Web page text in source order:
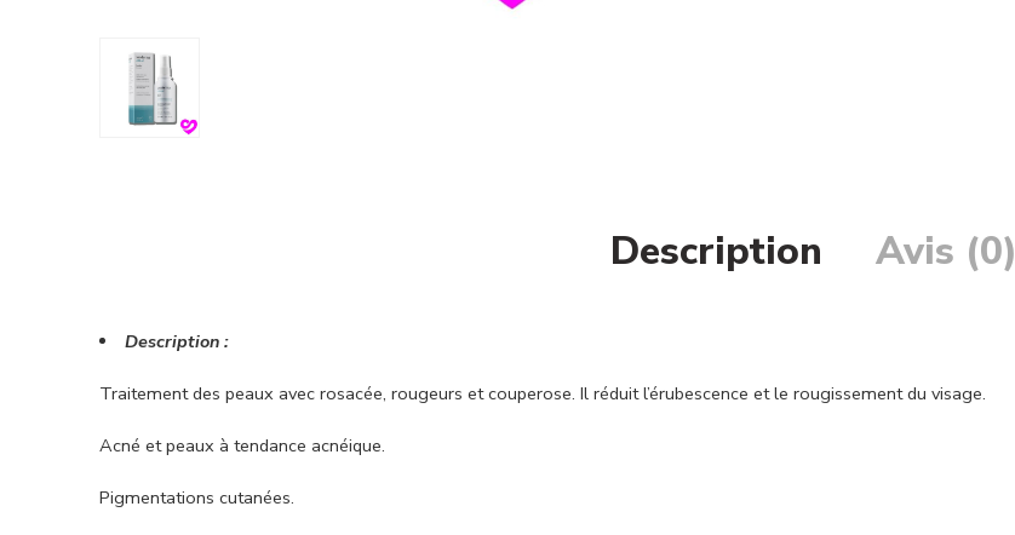
Description Avis (0)
Description :
Traitement des peaux avec rosacée, rougeurs et couperose. Il réduit l’érubescence et le rougissement du visage.
Acné et peaux à tendance acnéique.
Pigmentations cutanées.